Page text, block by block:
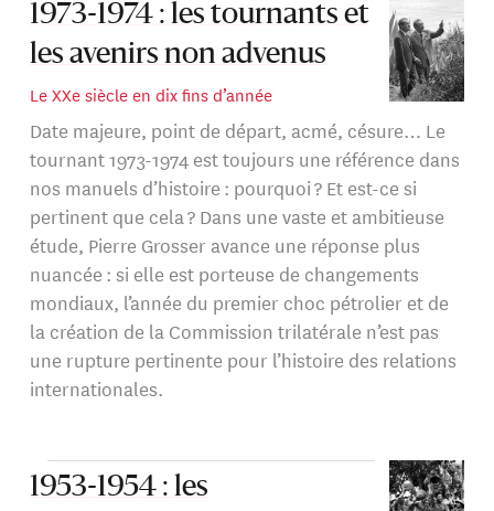
1973-1974 : les tournants et
les avenirs non advenus
Le XXe siècle en dix fins d’année
Date majeure, point de départ, acmé, césure… Le
tournant 1973-1974 est toujours une référence dans
nos manuels d’histoire : pourquoi ? Et est-ce si
pertinent que cela ? Dans une vaste et ambitieuse
étude, Pierre Grosser avance une réponse plus
nuancée : si elle est porteuse de changements
mondiaux, l’année du premier choc pétrolier et de
la création de la Commission trilatérale n’est pas
une rupture pertinente pour l’histoire des relations
internationales.
1953-1954 : les